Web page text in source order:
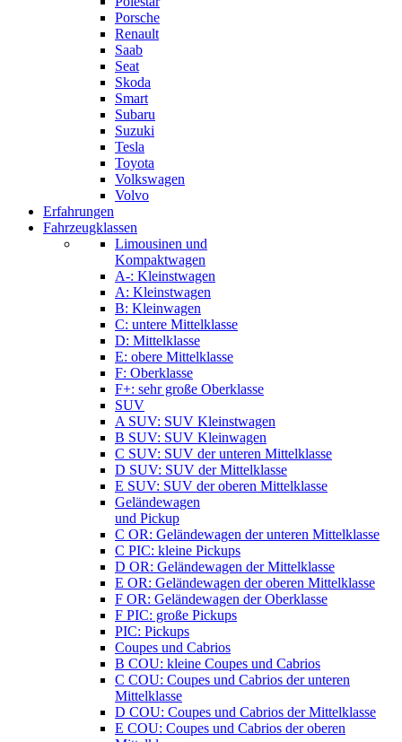
Porsche
Renault
Saab
Seat
Skoda
Smart
Subaru
Suzuki
Tesla
Toyota
Volkswagen
Volvo
Erfahrungen
Fahrzeugklassen
Limousinen und
Kompaktwagen
A-: Kleinstwagen
A: Kleinstwagen
B: Kleinwagen
C: untere Mittelklasse
D: Mittelklasse
E: obere Mittelklasse
F: Oberklasse
F+: sehr große Oberklasse
SUV
A SUV: SUV Kleinstwagen
B SUV: SUV Kleinwagen
C SUV: SUV der unteren Mittelklasse
D SUV: SUV der Mittelklasse
E SUV: SUV der oberen Mittelklasse
Geländewagen
und Pickup
C OR: Geländewagen der unteren Mittelklasse
C PIC: kleine Pickups
D OR: Geländewagen der Mittelklasse
E OR: Geländewagen der oberen Mittelklasse
F OR: Geländewagen der Oberklasse
F PIC: große Pickups
PIC: Pickups
Coupes und Cabrios
B COU: kleine Coupes und Cabrios
C COU: Coupes und Cabrios der unteren
Mittelklasse
D COU: Coupes und Cabrios der Mittelklasse
E COU: Coupes und Cabrios der oberen